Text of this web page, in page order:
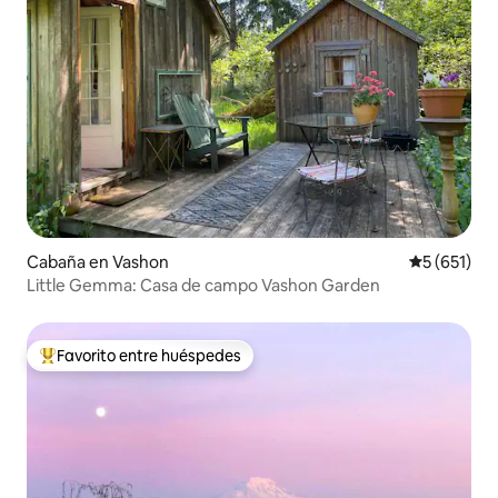
Cabaña en Vashon
5 (651)
Little Gemma: Casa de campo Vashon Garden
Favorito entre huéspedes preferido
Favorito entre huéspedes